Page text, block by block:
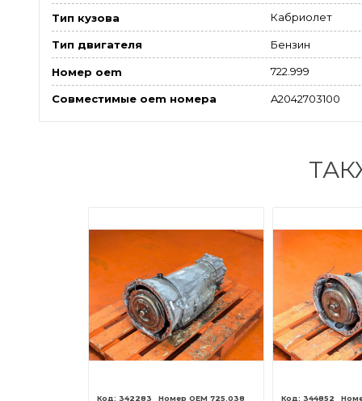
Тип кузова Кабриолет
Тип двигателя Бензин
Номер oem 722.999
Совместимые oem номера A2042703100
342283 725.038 344852